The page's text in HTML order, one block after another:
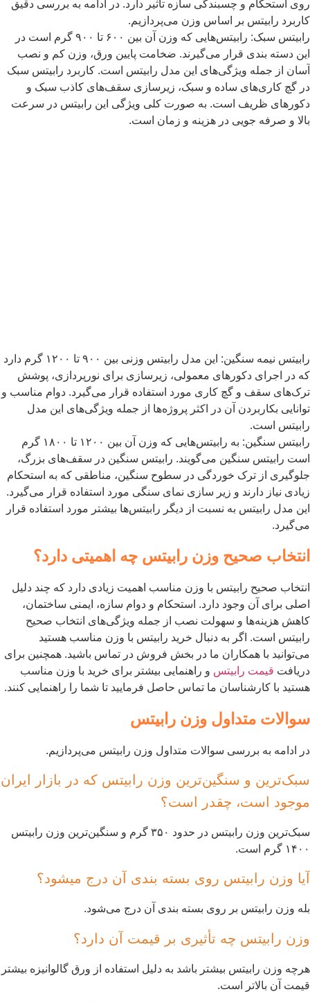
استحکام و چسبندگی سازه تاثیر دارد. در ادامه به بررسی دقیق
رابیتس بر اساس وزن می‌پردازیم.
رابیتس سبک: رابیتس‌هایی که وزن آن بین ۶۰۰ تا ۹۰۰ گرم است در
دسته بندی قرار می‌گیرند. ضخامت پایین ورق، وزن کم و نصب
از جمله ویژگی‌های این مدل رابیتس است. کاربرد رابیتس سبک
گچ کاری‌های ساده و سبک، زیرسازی سقف‌های کاذب سبک و
ظریف است. به صورت کلی ویژگی این رابیتس در سرعت
و صرفه جویی در هزینه و زمان است.
رابیتس نیمه سنگین: این مدل رابیتس وزنی بین ۹۰۰ تا ۱۲۰۰ گرم دارد
در اجرای دکورهای معمولی، زیرسازی برای نورپردازی، پوشش
سقف و گچ کاری مورد استفاده قرار می‌گیرد. دوام مناسب و
بکاربردن آن در اکثر پروژه‌ها از جمله ویژگی‌های این مدل
است.
رابیتس سنگین: به رابیتس‌هایی که وزن آن بین ۱۲۰۰ تا ۱۸۰۰ گرم
رابیتس سنگین می‌گویند. رابیتس سنگین در سقف‌های بزرگ،
از ترک خوردگی در سطوح سنگین، مناطقی که به استحکام
نیاز دارند و زیر سازی نمای سنگی مورد استفاده قرار می‌گیرد.
مدل رابیتس به نسبت از دیگر رابیتس‌ها بیشتر مورد استفاده قرار
صحیح وزن رابیتس چه اهمیتی دارد؟
صحیح رابیتس با وزن مناسب اهمیت زیادی دارد که چند دلیل
برای آن وجود دارد. استحکام و دوام سازه، ایمنی ساختمان،
هزینه‌ها و سهولت نصب از جمله ویژگی‌های انتخاب صحیح
است. اگر به دنبال خرید رابیتس با وزن مناسب هستید
با همکاران ما در بخش فروش در تماس باشید. همچنین برای
قیمت رابیتسو راهنمایی بیشتر برای خرید با وزن مناسب
با کارشناسان ما تماس حاصل فرمایید تا شما را راهنمایی کنند.
متداول وزن رابیتس
ادامه به بررسی سوالات متداول وزن رابیتس می‌پردازیم.
و سنگین‌ترین وزن رابیتس که در بازار ایران
است، چقدر است؟
سبک‌ترین وزن رابیتس در حدود ۳۵۰ گرم و سنگین‌ترین وزن رابیتس
گرم است.
وزن رابیتس روی بسته بندی آن درج میشود؟
وزن رابیتس بر روی بسته بندی آن درج می‌شود.
رابیتس چه تأثیری بر قیمت آن دارد؟
وزن رابیتس بیشتر باشد به دلیل استفاده از ورق گالوانیزه بیشتر
آن بالاتر است.